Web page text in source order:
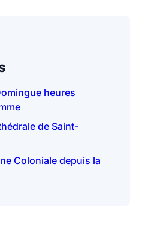
heures
de Saint-
Coloniale depuis la